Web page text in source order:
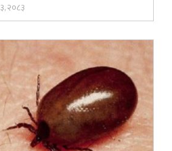
२०८३